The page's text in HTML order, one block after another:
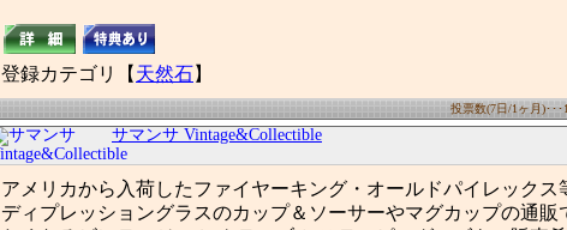
登録カテゴリ【 天然石 】
投票数(7日/1ヶ月)･･
サマンサ Vintage&Collectible
アメリカから入荷したファイヤーキング・オールドパイレック
ディプレッショングラスのカップ＆ソーサーやマグカップの通販